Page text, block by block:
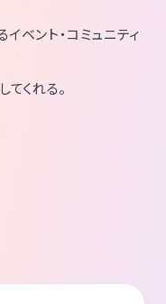
ベント・コミュニティ
くれる。